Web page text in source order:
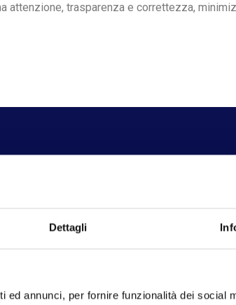
Dettagli
ed annunci, per fornire funzionalità dei social
trasparenza e correttezza,